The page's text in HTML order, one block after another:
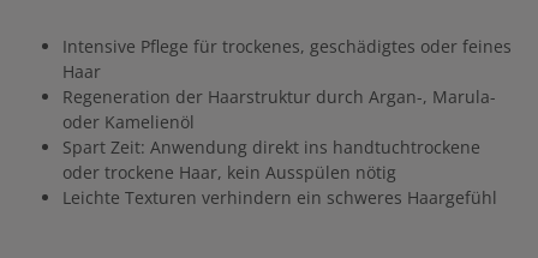
Intensive Pflege für trockenes, geschädigtes oder feines
Haar
Regeneration der Haarstruktur durch Argan-, Marula-
oder Kamelienöl
Spart Zeit: Anwendung direkt ins handtuchtrockene
oder trockene Haar, kein Ausspülen nötig
Leichte Texturen verhindern ein schweres Haargefühl